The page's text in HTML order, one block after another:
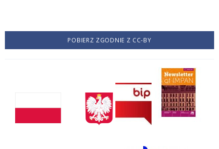
POBIERZ ZGODNIE Z CC-BY